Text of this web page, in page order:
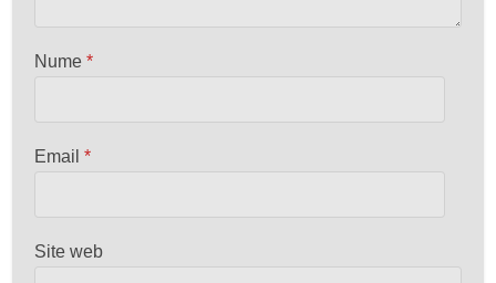
Nume*
Email*
Site web